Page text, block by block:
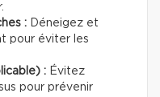
: Déneigez et
pour éviter les
: Évitez
pour prévenir